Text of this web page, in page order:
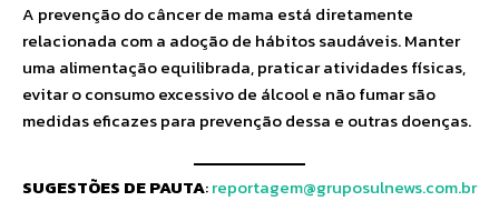
A prevenção do câncer de mama está diretamente
relacionada com a adoção de hábitos saudáveis. Manter
uma alimentação equilibrada, praticar atividades físicas,
evitar o consumo excessivo de álcool e não fumar são
medidas eficazes para prevenção dessa e outras doenças.
SUGESTÕES DE PAUTA:reportagem@gruposulnews.com.br